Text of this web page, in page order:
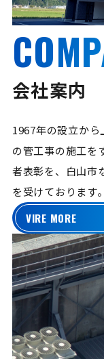
会社案内
1967年の設立か
の管工事の施工を
者表彰を、白山市
を受けております。
VIRE MORE